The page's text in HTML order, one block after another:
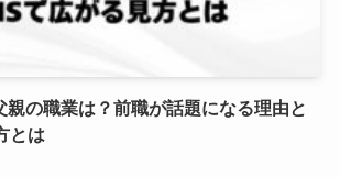
親の職業は？前職が話題になる理由と
とは